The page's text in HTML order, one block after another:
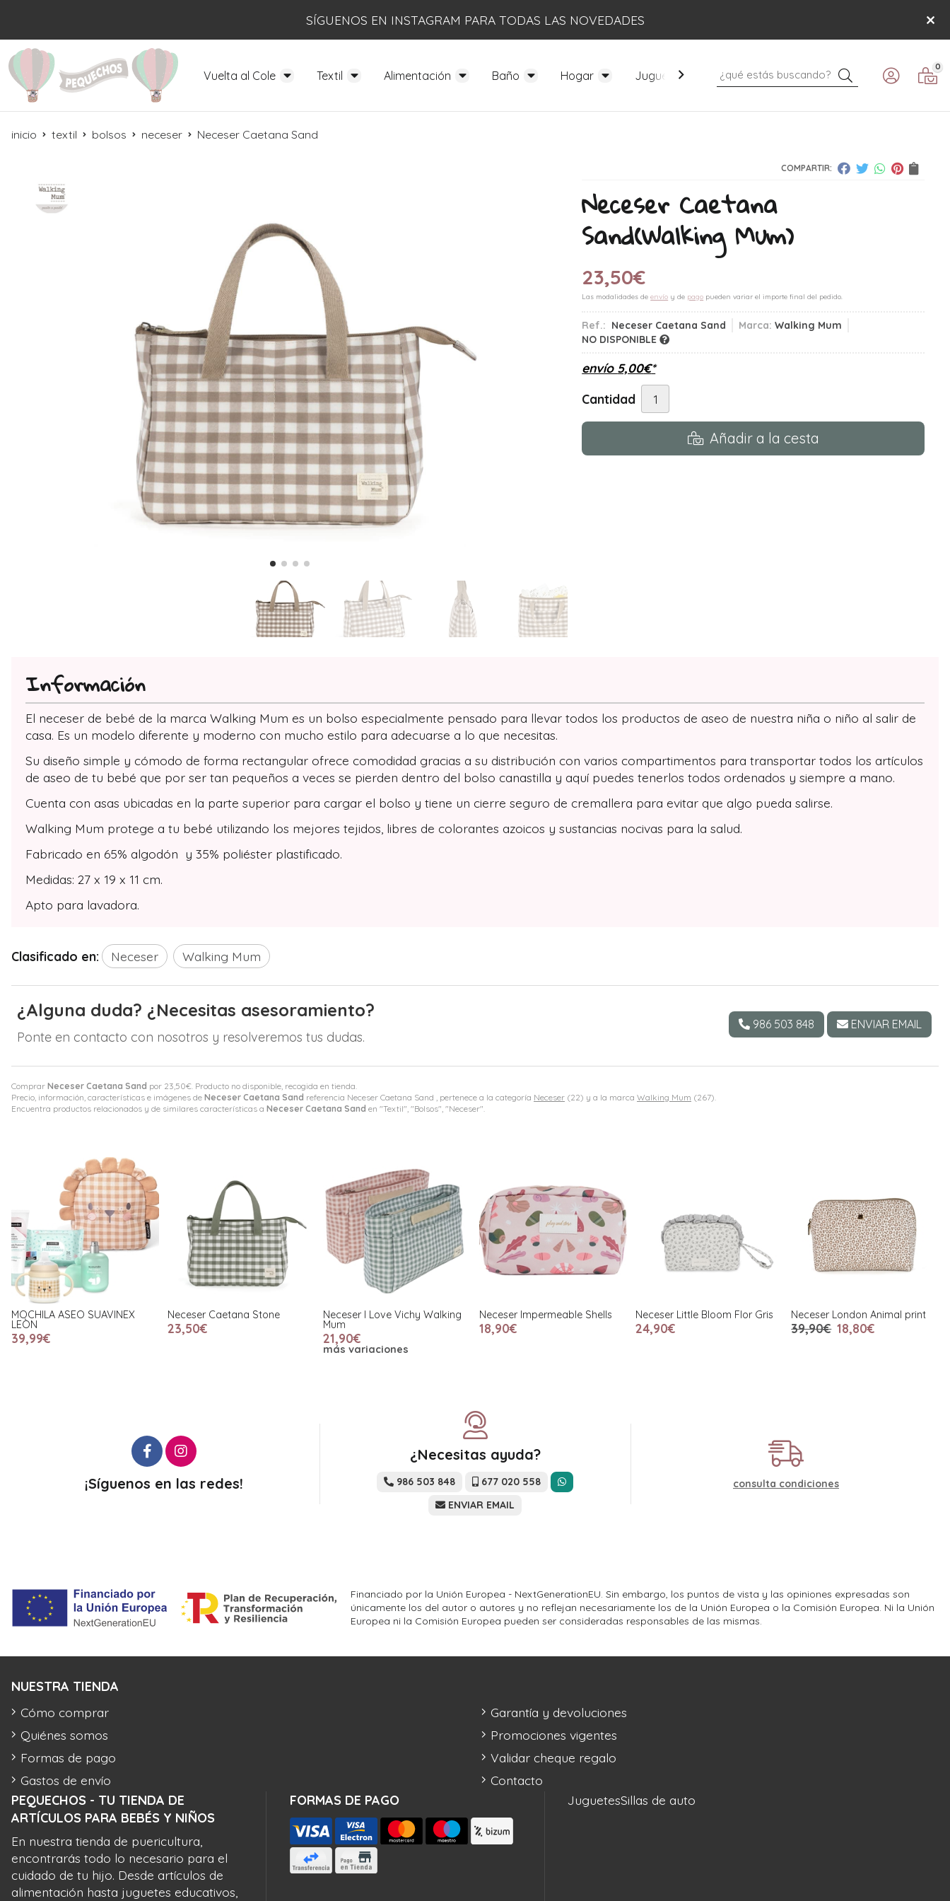
SÍGUENOS EN INSTAGRAM PARA TODAS LAS NOVEDADES
Vuelta al Cole Textil Alimentación Baño Hogar Juguetes Mobiliario Paseo Verano
Buscar 0
inicio textil bolsos neceser Neceser Caetana Sand
COMPARTIR:
Neceser Caetana
Sand(Walking Mum)
23,50€
Las modalidades deenvío y de pago pueden variar el importe final del pedido.
Ref.: Neceser Caetana Sand Marca: Walking Mum
NO DISPONIBLE
envío 5,00€*
Cantidad
Añadir a la cesta
Comprar Neceser Caetana Sand por 23,50€ . Producto no disponible, recogida en tienda.
Precio, información, características e imágenes de Neceser Caetana Sand referencia Neceser Caetana Sand , pertenece a la categoría Neceser (22) y a la marca Walking Mum (267).
Encuentra productos relacionados y de similares características a Neceser Caetana Sand en "Textil", "Bolsos", "Neceser".
Información
El neceser de bebé de la marca Walking Mum es un bolso especialmente pensado para llevar todos los productos de aseo de nuestra niña o niño al salir de
casa. Es un modelo diferente y moderno con mucho estilo para adecuarse a lo que necesitas.
Su diseño simple y cómodo de forma rectangular ofrece comodidad gracias a su distribución con varios compartimentos para transportar todos los artículos
de aseo de tu bebé que por ser tan pequeños a veces se pierden dentro del bolso canastilla y aquí puedes tenerlos todos ordenados y siempre a mano.
Cuenta con asas ubicadas en la parte superior para cargar el bolso y tiene un cierre seguro de cremallera para evitar que algo pueda salirse.
Walking Mum protege a tu bebé utilizando los mejores tejidos, libres de colorantes azoicos y sustancias nocivas para la salud.
Fabricado en 65% algodón y 35% poliéster plastificado.
Medidas: 27 x 19 x 11 cm.
Apto para lavadora.
Clasificado en: Neceser Walking Mum
¿Alguna duda? ¿Necesitas asesoramiento?
Ponte en contacto con nosotros y resolveremos tus dudas.
986 503 848 ENVIAR EMAIL
MOCHILA ASEO SUAVINEX
LEÒN
39,99€
Neceser Caetana Stone
23,50€
Neceser I Love Vichy Walking
Mum
21,90€
más variaciones
Neceser Impermeable Shells
18,90€
Neceser Little Bloom Flor Gris
24,90€
Neceser London Animal print
39,90€ 18,80€
¡Síguenos en las redes!
¿Necesitas ayuda?
986 503 848
677 020 558
ENVIAR EMAIL
consulta condiciones
Financiado por la Unión Europea - NextGenerationEU. Sin embargo, los puntos de vista y las opiniones expresadas son
únicamente los del autor o autores y no reflejan necesariamente los de la Unión Europea o la Comisión Europea. Ni la Unión
Europea ni la Comisión Europea pueden ser consideradas responsables de las mismas.
PEQUECHOS - TU TIENDA DE
ARTÍCULOS PARA BEBÉS Y NIÑOS
En nuestra tienda de puericultura,
encontrarás todo lo necesario para el
cuidado de tu hijo. Desde artículos de
alimentación hasta juguetes educativos,
FORMAS DE PAGO
NUESTRA TIENDA
Cómo comprar
Quiénes somos
Formas de pago
Gastos de envío
Garantía y devoluciones
Promociones vigentes
Validar cheque regalo
Contacto
JuguetesSillas de auto